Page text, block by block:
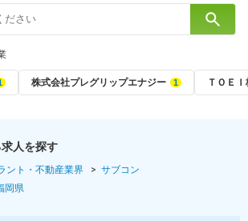
株式会社プレグリップエナジー ＴＯＥ
人を探す
ント・不動産業界
サブコン
岡県